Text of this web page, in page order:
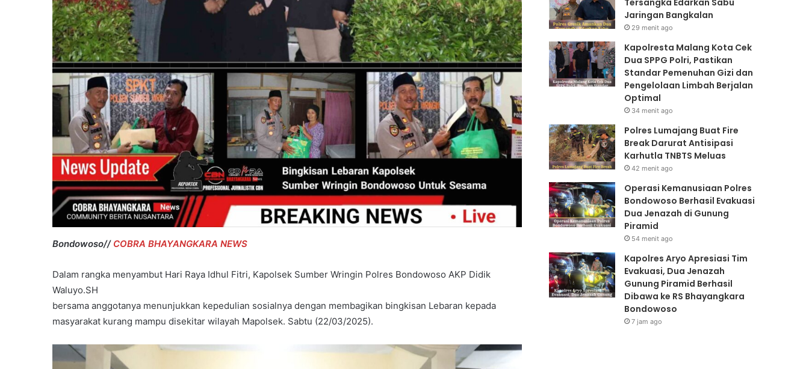
Bondowoso// COBRA BHAYANGKARA NEWS
Dalam rangka menyambut Hari Raya Idhul Fitri, Kapolsek Sumber Wringin Polres Bondowoso AKP Didik
Waluyo.SH
bersama anggotanya menunjukkan kepedulian sosialnya dengan membagikan bingkisan Lebaran kepada
masyarakat kurang mampu disekitar wilayah Mapolsek. Sabtu (22/03/2025).
Berjalan
Optimal
Tersangka Edarkan Sabu
Jaringan Bangkalan
29 menit ago
Kapolresta Malang Kota Cek
Dua SPPG Polri, Pastikan
Standar Pemenuhan Gizi dan
Pengelolaan Limbah Berjalan
Optimal
34 menit ago
Polres Lumajang Buat Fire
Break Darurat Antisipasi
Karhutla TNBTS Meluas
42 menit ago
Operasi Kemanusiaan Polres
Bondowoso Berhasil Evakuasi
Dua Jenazah di Gunung
Piramid
54 menit ago
Kapolres Aryo Apresiasi Tim
Evakuasi, Dua Jenazah
Gunung Piramid Berhasil
Dibawa ke RS Bhayangkara
Bondowoso
7 jam ago